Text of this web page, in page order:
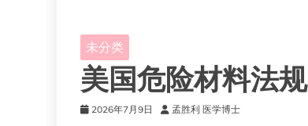
品
未分类
美国危险材料法规
2026年7月9日 孟胜利 医学博士